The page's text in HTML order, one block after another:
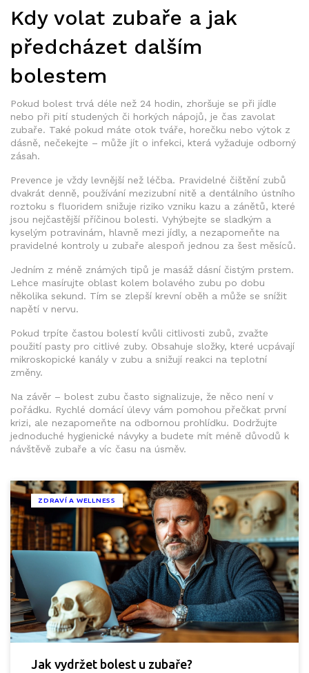
Kdy volat zubaře a jak
předcházet dalším
bolestem
Pokud bolest trvá déle než 24 hodin, zhoršuje se při jídle
nebo při pití studených či horkých nápojů, je čas zavolat
zubaře. Také pokud máte otok tváře, horečku nebo výtok z
dásně, nečekejte – může jít o infekci, která vyžaduje odborný
zásah.
Prevence je vždy levnější než léčba. Pravidelné čištění zubů
dvakrát denně, používání mezizubní nitě a dentálního ústního
roztoku s fluoridem snižuje riziko vzniku kazu a zánětů, které
jsou nejčastější příčinou bolesti. Vyhýbejte se sladkým a
kyselým potravinám, hlavně mezi jídly, a nezapomeňte na
pravidelné kontroly u zubaře alespoň jednou za šest měsíců.
Jedním z méně známých tipů je masáž dásní čistým prstem.
Lehce masírujte oblast kolem bolavého zubu po dobu
několika sekund. Tím se zlepší krevní oběh a může se snížit
napětí v nervu.
Pokud trpíte častou bolestí kvůli citlivosti zubů, zvažte
použití pasty pro citlivé zuby. Obsahuje složky, které ucpávají
mikroskopické kanály v zubu a snižují reakci na teplotní
změny.
Na závěr – bolest zubu často signalizuje, že něco není v
pořádku. Rychlé domácí úlevy vám pomohou přečkat první
krizi, ale nezapomeňte na odbornou prohlídku. Dodržujte
jednoduché hygienické návyky a budete mít méně důvodů k
návštěvě zubaře a víc času na úsměv.
ZDRAVÍ A WELLNESS
Jak vydržet bolest u zubaře?